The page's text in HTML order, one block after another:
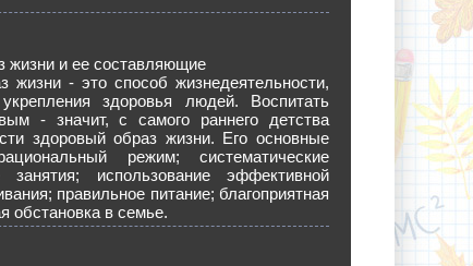
жизни и ее составляющие
жизни - это способ жизнедеятельности,
здоровья людей. Воспитать
- значит, с самого раннего детства
здоровый образ жизни. Его основные
режим; систематические
занятия; использование эффективной
правильное питание; благоприятная
обстановка в семье.